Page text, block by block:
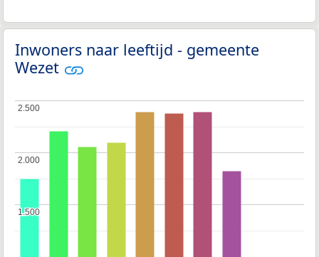
Inwoners naar leeftijd - gemeente
Wezet
1.500
1.500
2.000
2.000
2.500
2.500